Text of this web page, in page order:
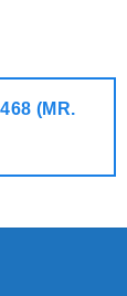
(MR.